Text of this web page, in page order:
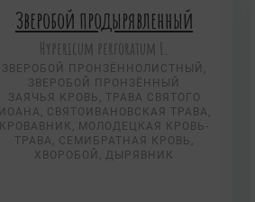
Зверобой продырявленный
Hypericum perforatum L.
ЗВЕРОБОЙ ПРОНЗЁННОЛИСТНЫЙ,
ЗВЕРОБОЙ ПРОНЗЁННЫЙ
ЗАЯЧЬЯ КРОВЬ, ТРАВА СВЯТОГО
ИОАНА, СВЯТОИВАНОВСКАЯ ТРАВА,
КРОВАВНИК, МОЛОДЕЦКАЯ КРОВЬ-
ТРАВА, СЕМИБРАТНАЯ КРОВЬ,
ХВОРОБОЙ, ДЫРЯВНИК